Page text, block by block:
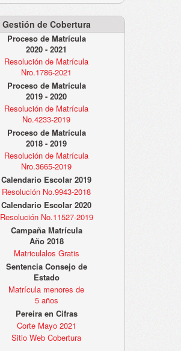
Gestión de Cobertura
Proceso de Matrícula
2020 - 2021
Resolución de Matrícula
Nro.1786-2021
Proceso de Matrícula
2019 - 2020
Resolución de Matrícula
No.4233-2019
Proceso de Matrícula
2018 - 2019
Resolución de Matrícula
Nro.3665-2019
Calendario Escolar 2019
Resolución No.9943-2018
Calendario Escolar 2020
Resolución No.11527-2019
Campaña Matrícula
Año 2018
Matriculalos Gratis
Sentencia Consejo de
Estado
Matrícula menores de
5 años
Pereira en Cifras
Corte Mayo 2021
Sitio Web Cobertura